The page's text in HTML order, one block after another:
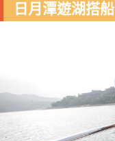
日月潭遊湖搭船